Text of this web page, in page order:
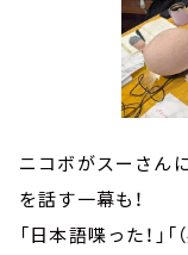
ニコボがスーさん
を話す一幕も！
「日本語喋った！」